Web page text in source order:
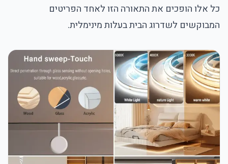
כל אלו הופכים את התאורה הזו לאחד הפריטים
המבוקשים לשדרוג הבית בעלות מינימלית.